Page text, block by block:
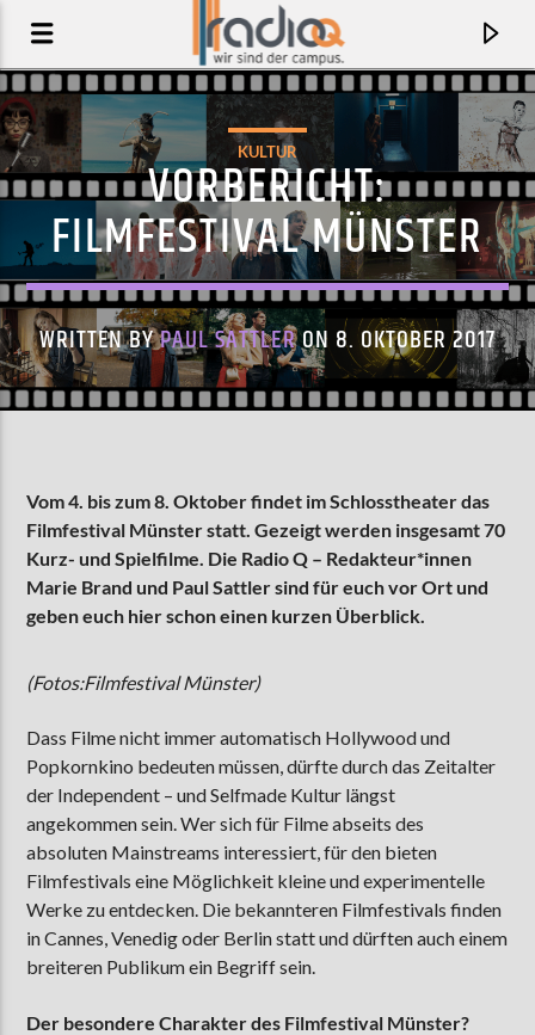
ALIVE
SPARKLING
AKTUELLE SENDUNG
18:00 19:00
ZU HÖREN INMünster90,9 MHzSteinfurt103,9 MHz
KULTUR
VORBERICHT:
FILMFESTIVAL MÜNSTER
WRITTEN BYPAUL SATTLERON 8. OKTOBER 2017
Vom 4. bis zum 8. Oktober findet im Schlosstheater das
Filmfestival Münster statt. Gezeigt werden insgesamt 70
Kurz- und Spielfilme. Die Radio Q – Redakteur*innen
Marie Brand und Paul Sattler sind für euch vor Ort und
geben euch hier schon einen kurzen Überblick.
(Fotos:Filmfestival Münster)
Dass Filme nicht immer automatisch Hollywood und
Popkornkino bedeuten müssen, dürfte durch das Zeitalter
der Independent – und Selfmade Kultur längst
angekommen sein. Wer sich für Filme abseits des
absoluten Mainstreams interessiert, für den bieten
Filmfestivals eine Möglichkeit kleine und experimentelle
Werke zu entdecken. Die bekannteren Filmfestivals finden
in Cannes, Venedig oder Berlin statt und dürften auch einem
breiteren Publikum ein Begriff sein.
Der besondere Charakter des Filmfestival Münster?